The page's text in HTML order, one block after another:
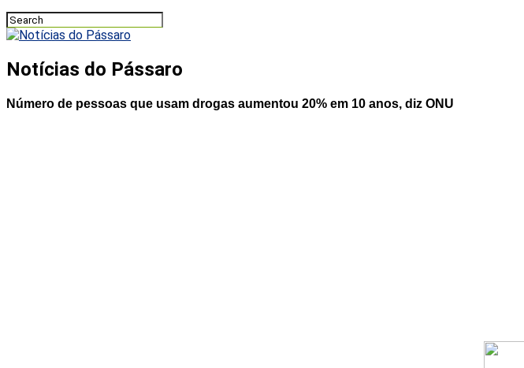
Notícias do Pássaro
Número de pessoas que usam drogas aumentou 20% em 10 anos, diz ONU